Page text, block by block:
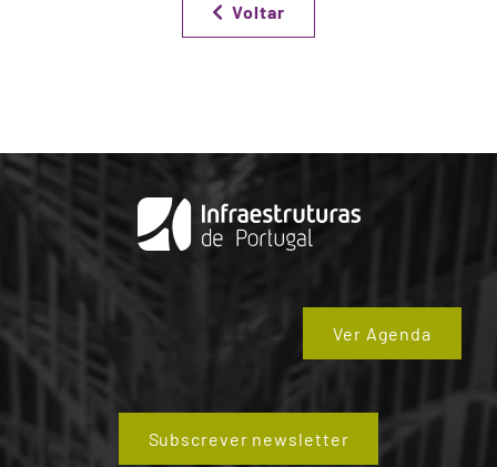
Voltar
Ver Agenda
Subscrever newsletter